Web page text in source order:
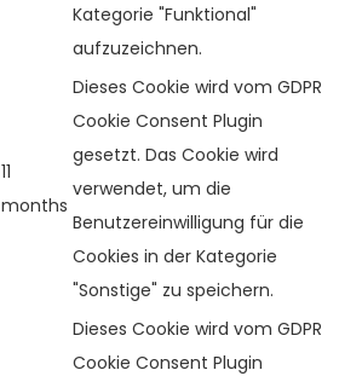
Kategorie "Funktional"
aufzuzeichnen.
11
months
Dieses Cookie wird vom GDPR
Cookie Consent Plugin
gesetzt. Das Cookie wird
verwendet, um die
Benutzereinwilligung für die
Cookies in der Kategorie
"Sonstige" zu speichern.
Dieses Cookie wird vom GDPR
Cookie Consent Plugin